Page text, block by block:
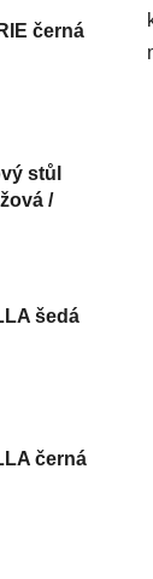
černá
stůl
/
šedá
černá